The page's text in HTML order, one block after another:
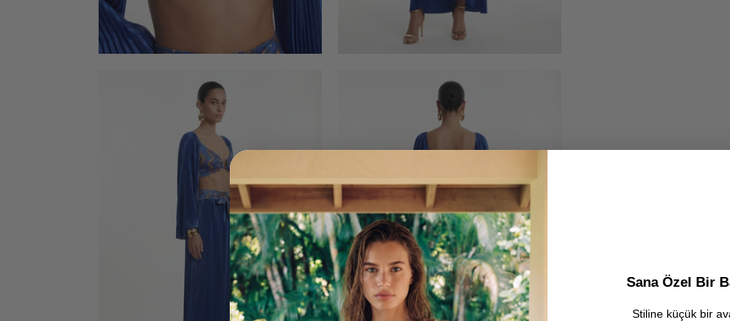
Sana Özel Bir
Stiline küçük bir